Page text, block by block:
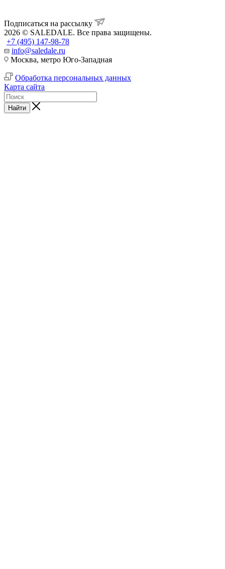
Подписаться на рассылку
2026 © SALEDALE. Все права защищены.
+7 (495) 147-98-78
info@saledale.ru
Москва, метро Юго-Западная
Обработка персональных данных
Карта сайта
Найти